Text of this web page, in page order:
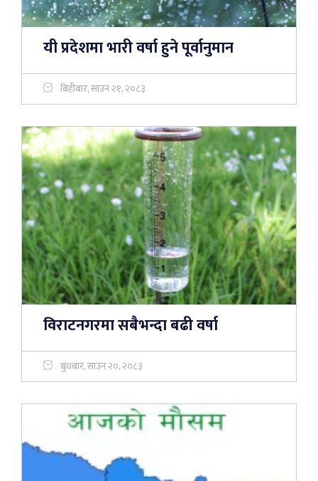
यी प्रदेशमा भारी वर्षा हुने पूर्वानुमान
बिहीबार, साउन २१, २०८३
विराटनगरमा सबैभन्दा बढी वर्षा
बुधबार, साउन २०, २०८३